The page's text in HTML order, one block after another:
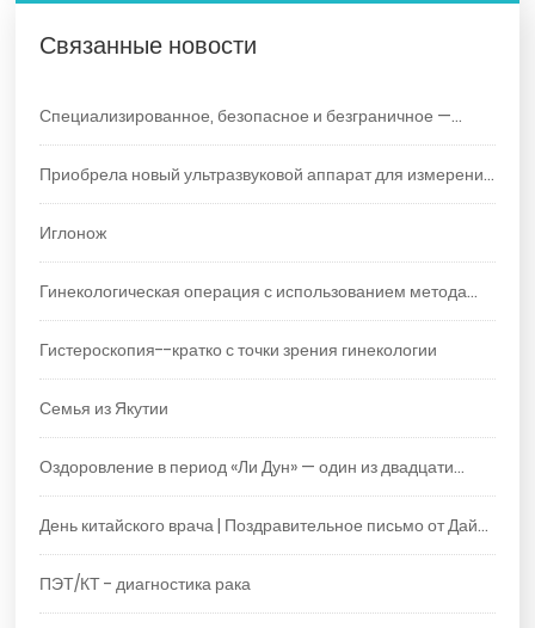
Связанные новости
Специализированное, безопасное и безграничное —
ваша индивидуальная программа раннего выявления
рака
Приобрела новый ультразвуковой аппарат для измерения
плотности костной ткани — точный инструмент для
защиты здоровья костей!
Иглонож
Гинекологическая операция с использованием метода
LEEP
Гистероскопия--кратко с точки зрения гинекологии
Семья из Якутии
Оздоровление в период «Ли Дун» — один из двадцати
четырёх сезонных периодов китайской астрологии.
День китайского врача | Поздравительное письмо от Дай
Цзинцзе, директора больницы Цзиншитан в Даляне, всем
врачам больницы
ПЭТ/КТ - диагностика рака